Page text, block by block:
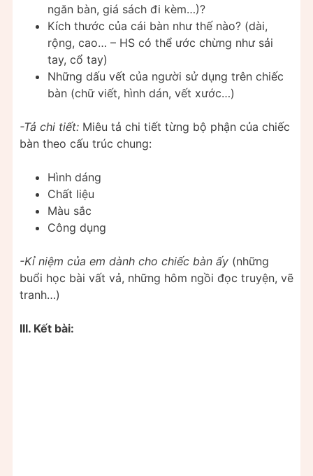
ngăn bàn, giá sách đi kèm…)?
Kích thước của cái bàn như thế nào? (dài,
rộng, cao… – HS có thể ước chừng như sải
tay, cổ tay)
Những dấu vết của người sử dụng trên chiếc
bàn (chữ viết, hình dán, vết xước…)
-Tả chi tiết: Miêu tả chi tiết từng bộ phận của chiếc
bàn theo cấu trúc chung:
Hình dáng
Chất liệu
Màu sắc
Công dụng
-Kỉ niệm của em dành cho chiếc bàn ấy (những
buổi học bài vất vả, những hôm ngồi đọc truyện, vẽ
tranh…)
III. Kết bài: